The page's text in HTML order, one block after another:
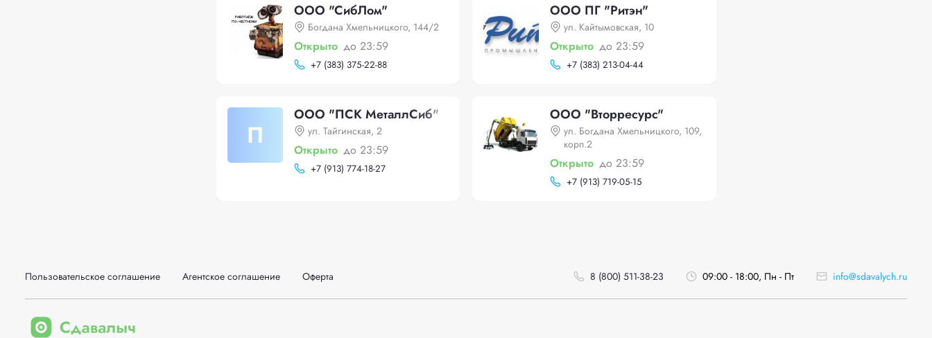
ООО "СибЛом"
Богдана Хмельницкого, 144/2
Открыто до 23:59
+7 (383) 375-22-88
ООО ПГ "Ритэн"
ул. Кайтымовская, 10
Открыто до 23:59
+7 (383) 213-04-44
П
ООО "ПСК МеталлСиб"
ул. Тайгинская, 2
Открыто до 23:59
+7 (913) 774-18-27
ООО "Вторресурс"
ул. Богдана Хмельницкого, 109,
корп.2
Открыто до 23:59
+7 (913) 719-05-15
Пользовательское соглашение Агентское соглашение Оферта 8 (800) 511-38-23 09:00 - 18:00, Пн - Пт info@sdavalych.ru